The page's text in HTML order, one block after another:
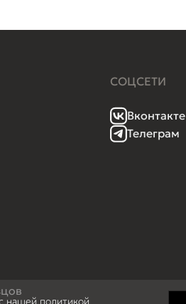
СОЦСЕТИ
Вконтакте
Телеграм
нашей политикой